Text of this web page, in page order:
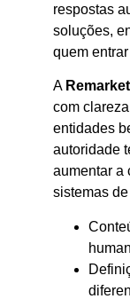
respostas
soluções,
quem
A
com
entidades
autoridade
aumentar a
sistemas de